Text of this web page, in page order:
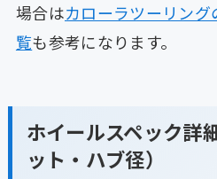
場合はカローラツーリン
覧も参考になります。
ホイールスペック詳
ット・ハブ径）